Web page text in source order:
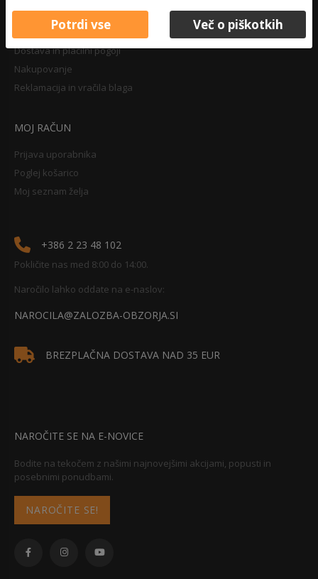
NAKUPOVANJE
Dostava in plačilni pogoji
Nakupovanje
Reklamacija in vračila blaga
MOJ RAČUN
Prijava uporabnika
Poglej košarico
Moj seznam želja
+386 2 23 48 102
Pokličite nas med 8:00 do 14:00.
Naročilo lahko oddate na e-naslov:
NAROCILA@ZALOZBA-OBZORJA.SI
BREZPLAČNA DOSTAVA NAD 35 EUR
NAROČITE SE NA E-NOVICE
Bodite na tekočem z našimi najnovejšimi akcijami, popusti in
posebnimi ponudbami.
NAROČITE SE!
Potrdi vse Več o piškotkih